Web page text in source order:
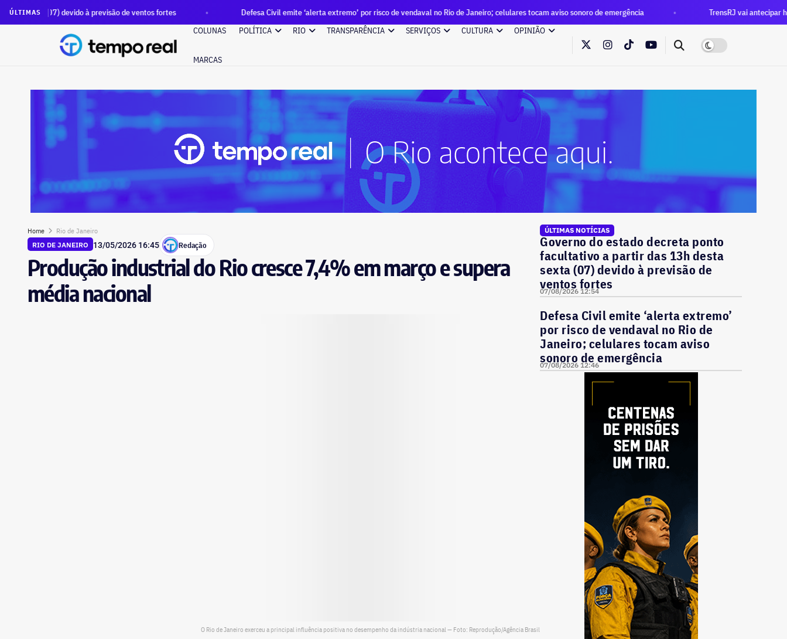
ÚLTIMAS
devido à previsão de ventos fortes Defesa Civil emite ‘alerta extremo’ por risco de vendaval no Rio de Janeiro; celulares tocam aviso sonoro de emergência
TrensRJ vai antecipar horário de pico
COLUNAS
POLÍTICA RIO TRANSPARÊNCIA SERVIÇOS CULTURA OPINIÃO
MARCAS
Home
Rio de Janeiro
RIO DE JANEIRO
13/05/2026 16:45 Redação
Produção industrial do Rio cresce 7,4% em março e supera
média nacional
O Rio de Janeiro exerceu a principal influência positiva no desempenho da indústria nacional — Foto: Reprodução/Agência Brasil
ÚLTIMAS NOTÍCIAS
Governo do estado decreta ponto
facultativo a partir das 13h desta
sexta (07) devido à previsão de
ventos fortes
07/08/2026 12:54
Defesa Civil emite ‘alerta extremo’
por risco de vendaval no Rio de
Janeiro; celulares tocam aviso
sonoro de emergência
07/08/2026 12:46